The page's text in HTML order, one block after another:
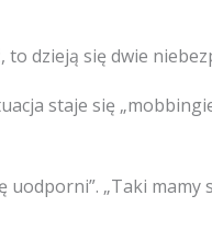
dzieją się dwie
staje się
„Taki mamy